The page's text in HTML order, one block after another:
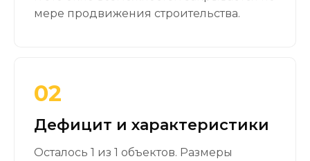
мере продвижения строительства.
02
Дефицит и характеристики
Осталось 1 из 1 объектов. Размеры